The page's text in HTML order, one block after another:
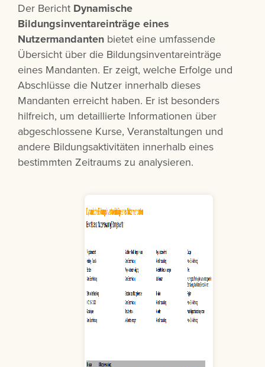
Der Bericht Dynamische
Bildungsinventareinträge eines
Nutzermandanten bietet eine umfassende
Übersicht über die Bildungsinventareinträge
eines Mandanten. Er zeigt, welche Erfolge und
Abschlüsse die Nutzer innerhalb dieses
Mandanten erreicht haben. Er ist besonders
hilfreich, um detaillierte Informationen über
abgeschlossene Kurse, Veranstaltungen und
andere Bildungsaktivitäten innerhalb eines
bestimmten Zeitraums zu analysieren.